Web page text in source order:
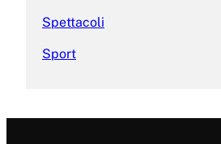
Spettacoli
Sport